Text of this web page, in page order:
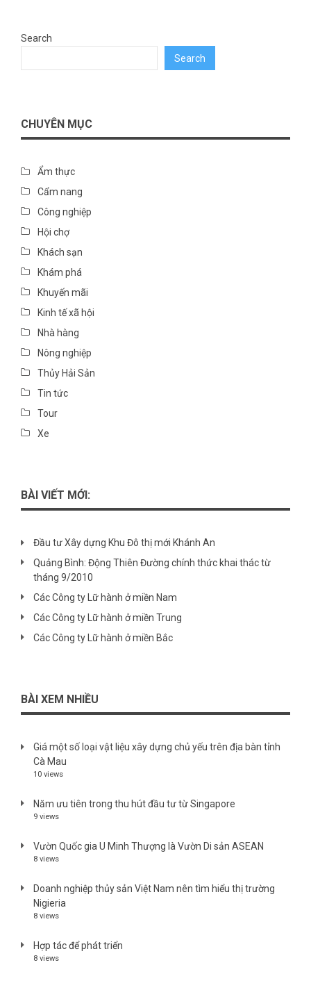
Search
Search
CHUYÊN MỤC
Ẩm thực
Cẩm nang
Công nghiệp
Hội chợ
Khách sạn
Khám phá
Khuyến mãi
Kinh tế xã hội
Nhà hàng
Nông nghiệp
Thủy Hải Sản
Tin tức
Tour
Xe
BÀI VIẾT MỚI:
Đầu tư Xây dựng Khu Đô thị mới Khánh An
Quảng Bình: Động Thiên Đường chính thức khai thác từ
tháng 9/2010
Các Công ty Lữ hành ở miền Nam
Các Công ty Lữ hành ở miền Trung
Các Công ty Lữ hành ở miền Bắc
BÀI XEM NHIỀU
Giá một số loại vật liệu xây dựng chủ yếu trên địa bàn tỉnh
Cà Mau
10 views
Năm ưu tiên trong thu hút đầu tư từ Singapore
9 views
Vườn Quốc gia U Minh Thượng là Vườn Di sản ASEAN
8 views
Doanh nghiệp thủy sản Việt Nam nên tìm hiểu thị trường
Nigieria
8 views
Hợp tác để phát triển
8 views